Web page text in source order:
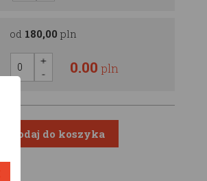
od 180,00 pln
0.00 pln